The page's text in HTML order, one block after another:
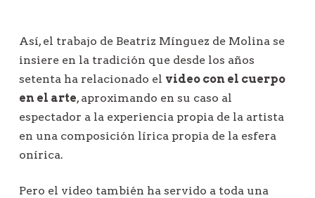
Así, el trabajo de Beatriz Mínguez de Molina se
insiere en la tradición que desde los años
setenta ha relacionado el video con el cuerpo
en el arte, aproximando en su caso al
espectador a la experiencia propia de la artista
en una composición lírica propia de la esfera
onírica.
Pero el video también ha servido a toda una